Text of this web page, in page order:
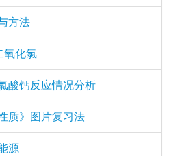
方法
化氯
酸钙反应情况分析
质》图片复习法
源